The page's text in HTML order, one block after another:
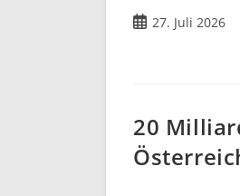
27. Juli 2026
20